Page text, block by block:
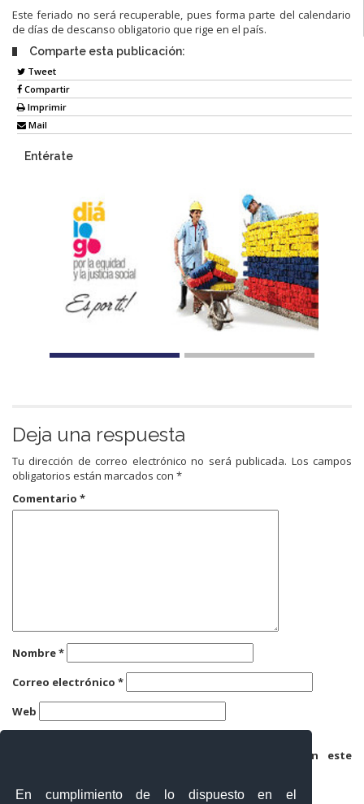
En cumplimiento de lo dispuesto en el
Este feriado no será recuperable, pues forma parte del calendario
de días de descanso obligatorio que rige en el país.
Comparte esta publicación:
Tweet
Compartir
Imprimir
Mail
Entérate
Deja una respuesta
Tu dirección de correo electrónico no será publicada. Los campos
obligatorios están marcados con *
Comentario *
Nombre*
Correo electrónico *
Web
Guarda mi nombre, correo electrónico y web en este